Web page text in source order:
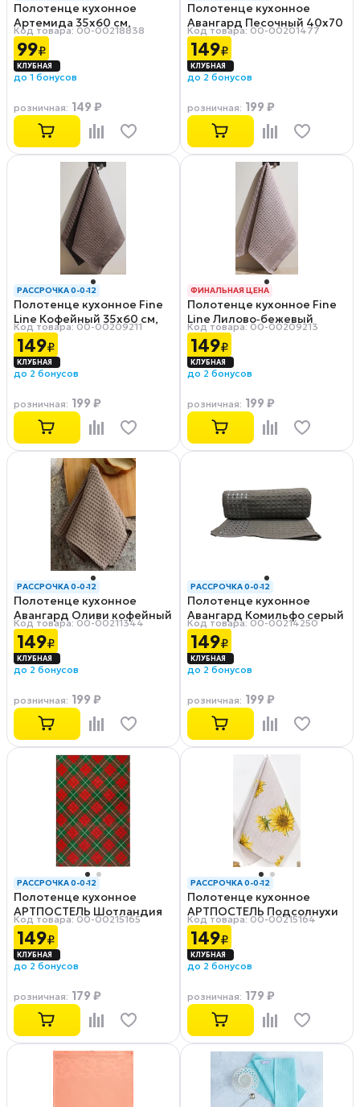
Полотенце кухонное
Артемида 35х60 см,
вафельное
Код товара: 00-00218838
99₽
до 1 бонусов
розничная: 149 ₽
Полотенце кухонное
Авангард Песочный 40х70
см, вафельное полотно
Код товара: 00-00201477
149₽
до 2 бонусов
розничная: 199 ₽
РАССРОЧКА 0-0-12
Полотенце кухонное Fine
Line Кофейный 35х60 см,
вафельное полотно
Код товара: 00-00209211
149₽
до 2 бонусов
розничная: 199 ₽
ФИНАЛЬНАЯ ЦЕНА
РАССРОЧКА 0-0-12
Полотенце кухонное Fine
Line Лилово‑бежевый
35х60 см, вафельное
полотно
Код товара: 00-00209213
149₽
до 2 бонусов
розничная: 199 ₽
РАССРОЧКА 0-0-12
Полотенце кухонное
Авангард Оливи кофейный
40х70 см, вафельное
полотно
Код товара: 00-00211344
149₽
до 2 бонусов
розничная: 199 ₽
РАССРОЧКА 0-0-12
Полотенце кухонное
Авангард Комильфо серый
40х70 см, вафельное
полотно
Код товара: 00-00214250
149₽
до 2 бонусов
розничная: 199 ₽
РАССРОЧКА 0-0-12
Полотенце кухонное
АРТПОСТЕЛЬ Шотландия
50х70 см, рогожка
Код товара: 00-00215165
149₽
до 2 бонусов
розничная: 179 ₽
РАССРОЧКА 0-0-12
Полотенце кухонное
АРТПОСТЕЛЬ Подсолнухи
50х70 см, рогожка
Код товара: 00-00215164
149₽
до 2 бонусов
розничная: 179 ₽